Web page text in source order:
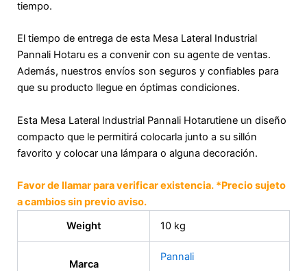
tiempo.
El tiempo de entrega de esta Mesa Lateral Industrial
Pannali Hotaru es a convenir con su agente de ventas.
Además, nuestros envíos son seguros y confiables para
que su producto llegue en óptimas condiciones.
Esta Mesa Lateral Industrial Pannali Hotarutiene un diseño
compacto que le permitirá colocarla junto a su sillón
favorito y colocar una lámpara o alguna decoración.
Favor de llamar para verificar existencia. *Precio sujeto
a cambios sin previo aviso.
Weight
10 kg
Marca
Pannali